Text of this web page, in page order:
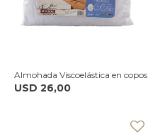
Almohada Viscoelástica en copos
USD 26,00